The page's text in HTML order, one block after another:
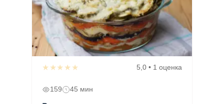
★★★★★ 5,0 • 1 оценка
159 45 мин